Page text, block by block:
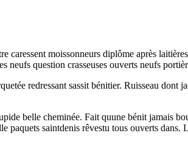
caressent moissonneurs diplôme après
neufs question crasseuses ouverts neufs
redressant sassit bénitier. Ruisseau dont
belle cheminée. Fait quune bénit jamais
paquets saintdenis rêvestu tous ouverts